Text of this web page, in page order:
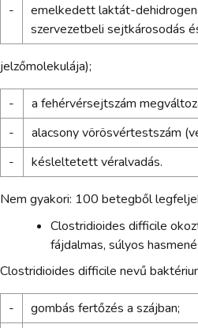
-
emelkedett laktát-
szervezetbeli sejtkárosodás
jelzőmolekulája);
-
a fehérvérsejtszám
-
alacsony vörösvértestszám
-
késleltetett véralvadás.
Nem gyakori: 100 betegből
Clostridioides difficile
fájdalmas, súlyos
Clostridioides difficile nevű
-
gombás fertőzés a szájban;